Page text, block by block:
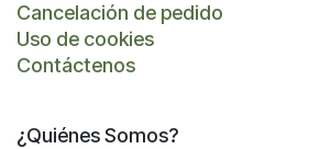
Cancelación de pedido
Uso de cookies
Contáctenos
¿Quiénes Somos?